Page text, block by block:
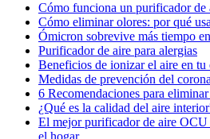
Cómo funciona un purificador de
Cómo eliminar olores: por qué
Ómicron sobrevive más tiempo
Purificador de aire para alergias
Beneficios de ionizar el aire en tu
Medidas de prevención del
6 Recomendaciones para
¿Qué es la calidad del aire
El mejor purificador de aire
el hogar